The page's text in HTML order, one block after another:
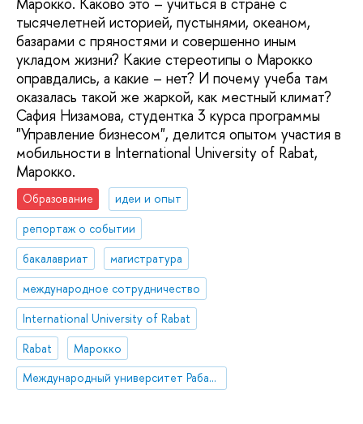
тысячелетней историей, пустынями, океаном,
базарами с пряностями и совершенно иным
укладом жизни? Какие стереотипы о Марокко
оправдались, а какие – нет? И почему учеба там
оказалась такой же жаркой, как местный климат?
Сафия Низамова, студентка 3 курса программы
"Управление бизнесом", делится опытом участия в
мобильности в International University of Rabat,
Марокко.
Образование
идеи и опыт
репортаж о событии
бакалавриат
магистратура
международное сотрудничество
International University of Rabat
Rabat
Марокко
Международный университет Рабата